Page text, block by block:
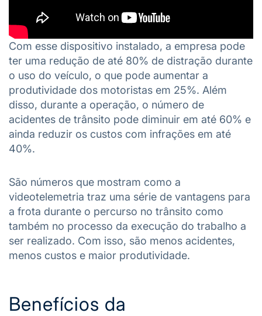
Com esse dispositivo instalado, a empresa pode
ter uma redução de até 80% de distração durante
o uso do veículo, o que pode aumentar a
produtividade dos motoristas em 25%. Além
disso, durante a operação, o número de
acidentes de trânsito pode diminuir em até 60% e
ainda reduzir os custos com infrações em até
40%.
São números que mostram como a
videotelemetria traz uma série de vantagens para
a frota durante o percurso no trânsito como
também no processo da execução do trabalho a
ser realizado. Com isso, são menos acidentes,
menos custos e maior produtividade.
Benefícios da